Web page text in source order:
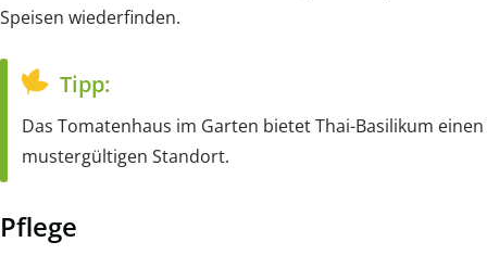
Speisen wiederfinden.
Tipp:
Das Tomatenhaus im Garten bietet Thai-Basilikum einen
mustergültigen Standort.
Pflege